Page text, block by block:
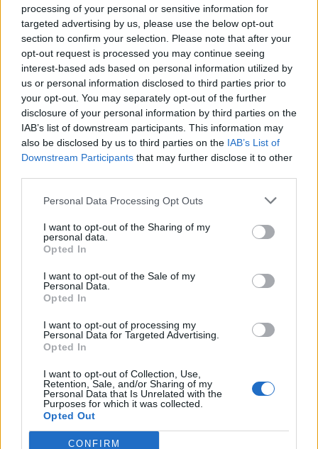
processing of your personal or sensitive information for
targeted advertising by us, please use the below opt-out
section to confirm your selection. Please note that after your
opt-out request is processed you may continue seeing
interest-based ads based on personal information utilized by
us or personal information disclosed to third parties prior to
your opt-out. You may separately opt-out of the further
disclosure of your personal information by third parties on the
IAB’s list of downstream participants. This information may
also be disclosed by us to third parties on the IAB’s List of
Downstream Participants that may further disclose it to other
Personal Data Processing Opt Outs
I want to opt-out of the Sharing of my
personal data.
Opted In
I want to opt-out of the Sale of my
Personal Data.
Opted In
I want to opt-out of processing my
Personal Data for Targeted Advertising.
Opted In
I want to opt-out of Collection, Use,
Retention, Sale, and/or Sharing of my
Personal Data that Is Unrelated with the
Purposes for which it was collected.
Opted Out
CONFIRM
PNȚCD (Pavelescu)
PNCR (Terheș)
Partidul Patrioților (Surugiu)
FAR (Coarnă)
România pe Primul Loc (Ponta)
Altul
Arhiva sondajelor